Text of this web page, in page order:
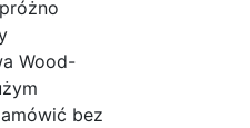
Wood-
bez